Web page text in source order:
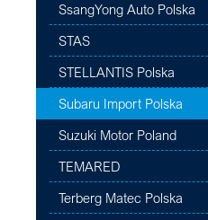
SsangYong Auto Polska
STAS
STELLANTIS Polska
Subaru Import Polska
Suzuki Motor Poland
TEMARED
Terberg Matec Polska